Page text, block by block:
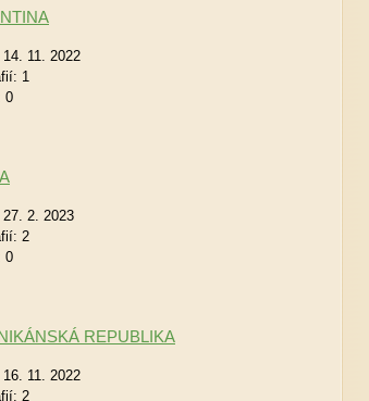
14. 11. 2022
1
0
27. 2. 2023
2
0
REPUBLIKA
16. 11. 2022
2